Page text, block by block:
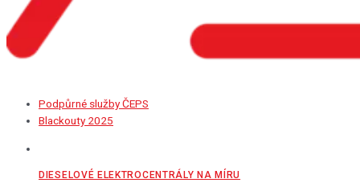
Podpůrné služby ČEPS
Blackouty 2025
DIESELOVÉ ELEKTROCENTRÁLY NA MÍRU